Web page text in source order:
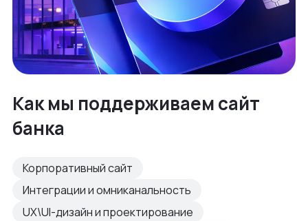
Как мы поддерживаем сайт
банка
Корпоративный сайт
Интеграции и омниканальность
UX\UI-дизайн и проектирование